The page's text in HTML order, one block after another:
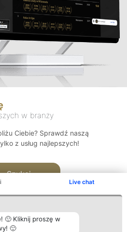
Live chat
🙂 Kliknij proszę w
🙂
w branży
Ciebie? Sprawdź naszą
z usług najlepszych!
Szukaj